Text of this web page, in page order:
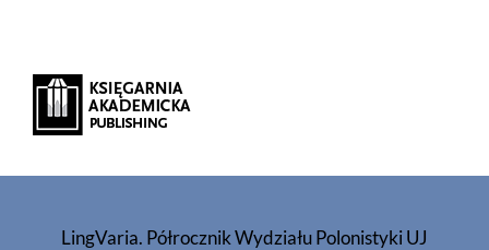
LingVaria. Półrocznik Wydziału Polonistyki UJ